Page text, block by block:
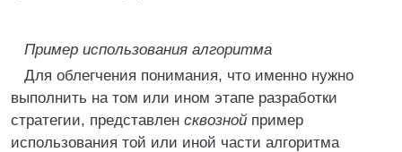
Пример использования алгоритма
Для облегчения понимания, что именно нужно
выполнить на том или ином этапе разработки
стратегии, представлен сквозной пример
использования той или иной части алгоритма